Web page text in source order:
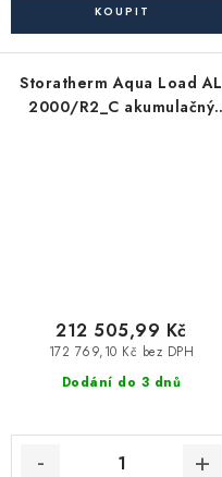
Storatherm Aqua Load AL
2000/R2_C akumulačný
Dodání do 3 dnů
172 769,10 Kč bez DPH
212 505,99 Kč